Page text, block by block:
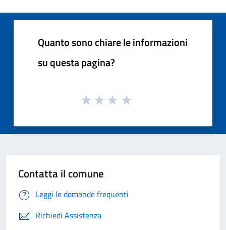
Quanto sono chiare le informazioni
su questa pagina?
Contatta il comune
Leggi le domande frequenti
Richiedi Assistenza